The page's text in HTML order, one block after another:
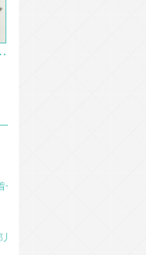
摔手机壳
年半，没
有放护膝的